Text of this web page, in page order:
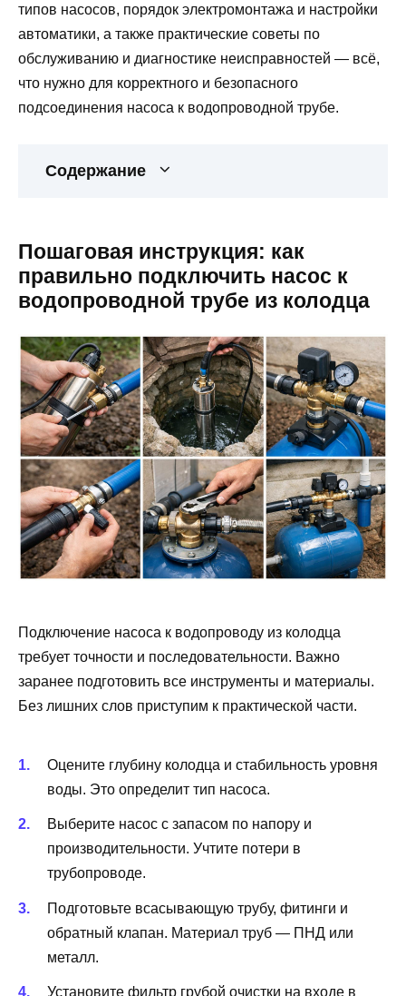
типов насосов, порядок электромонтажа и настройки
автоматики, а также практические советы по
обслуживанию и диагностике неисправностей — всё,
что нужно для корректного и безопасного
подсоединения насоса к водопроводной трубе.
Содержание
Пошаговая инструкция: как
правильно подключить насос к
водопроводной трубе из колодца
Подключение насоса к водопроводу из колодца
требует точности и последовательности. Важно
заранее подготовить все инструменты и материалы.
Без лишних слов приступим к практической части.
Оцените глубину колодца и стабильность уровня
воды. Это определит тип насоса.
Выберите насос с запасом по напору и
производительности. Учтите потери в
трубопроводе.
Подготовьте всасывающую трубу, фитинги и
обратный клапан. Материал труб — ПНД или
металл.
Установите фильтр грубой очистки на входе в